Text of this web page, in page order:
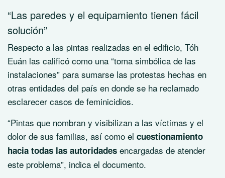
“Las paredes y el equipamiento tienen fácil
solución”
Respecto a las pintas realizadas en el edificio, Tóh
Euán las calificó como una “toma simbólica de las
instalaciones” para sumarse las protestas hechas en
otras entidades del país en donde se ha reclamado
esclarecer casos de feminicidios.
“Pintas que nombran y visibilizan a las víctimas y el
dolor de sus familias, así como el cuestionamiento
hacia todas las autoridades encargadas de atender
este problema”, indica el documento.